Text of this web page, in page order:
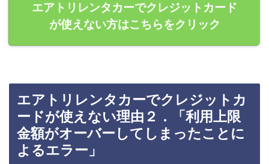
エアトリレンタカーでクレジットカード
が使えない方はこちらをクリック
エアトリレンタカーでクレジットカ
ードが使えない理由２．「利用上限
金額がオーバーしてしまったことに
よるエラー」